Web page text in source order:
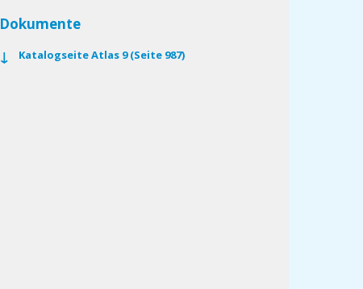
Dokumente
Katalogseite Atlas 9 (Seite 987)